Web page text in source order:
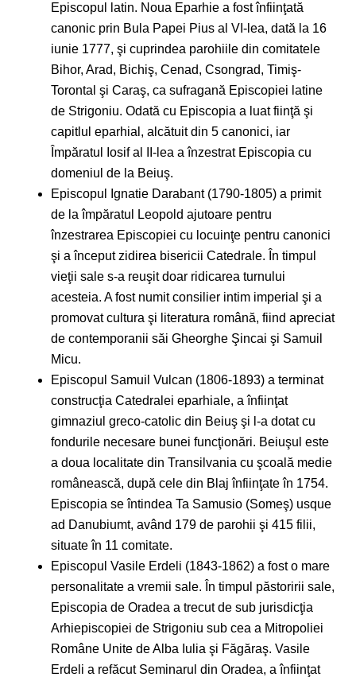
Episcopul latin. Noua Eparhie a fost înfiinţată
canonic prin Bula Papei Pius al VI-lea, dată la 16
iunie 1777, şi cuprindea parohiile din comitatele
Bihor, Arad, Bichiş, Cenad, Csongrad, Timiş-
Torontal şi Caraş, ca sufragană Episcopiei latine
de Strigoniu. Odată cu Episcopia a luat fiinţă şi
capitlul eparhial, alcătuit din 5 canonici, iar
Împăratul Iosif al II-lea a înzestrat Episcopia cu
domeniul de la Beiuş.
Episcopul Ignatie Darabant (1790-1805) a primit
de la împăratul Leopold ajutoare pentru
înzestrarea Episcopiei cu locuinţe pentru canonici
şi a început zidirea bisericii Catedrale. În timpul
vieţii sale s-a reuşit doar ridicarea turnului
acesteia. A fost numit consilier intim imperial şi a
promovat cultura şi literatura română, fiind apreciat
de contemporanii săi Gheorghe Şincai şi Samuil
Micu.
Episcopul Samuil Vulcan (1806-1893) a terminat
construcţia Catedralei eparhiale, a înfiinţat
gimnaziul greco-catolic din Beiuş şi l-a dotat cu
fondurile necesare bunei funcţionări. Beiuşul este
a doua localitate din Transilvania cu şcoală medie
românească, după cele din Blaj înfiinţate în 1754.
Episcopia se întindea Ta Samusio (Someş) usque
ad Danubiumt, având 179 de parohii şi 415 filii,
situate în 11 comitate.
Episcopul Vasile Erdeli (1843-1862) a fost o mare
personalitate a vremii sale. În timpul păstoririi sale,
Episcopia de Oradea a trecut de sub jurisdicţia
Arhiepiscopiei de Strigoniu sub cea a Mitropoliei
Române Unite de Alba Iulia şi Făgăraş. Vasile
Erdeli a refăcut Seminarul din Oradea, a înfiinţat